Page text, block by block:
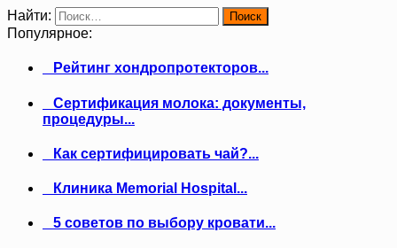
Найти:
Популярное:
Рейтинг хондропротекторов...
Сертификация молока: документы,
процедуры...
Как сертифицировать чай?...
Клиника Memorial Hospital...
5 советов по выбору кровати...